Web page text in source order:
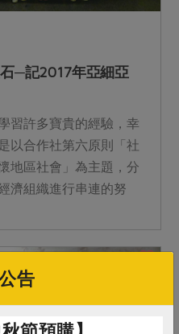
─記2017年亞細亞
習許多寶貴的經驗，幸
以合作社第六原則「社
地區社會」為主題，分
濟組織進行串連的努
告